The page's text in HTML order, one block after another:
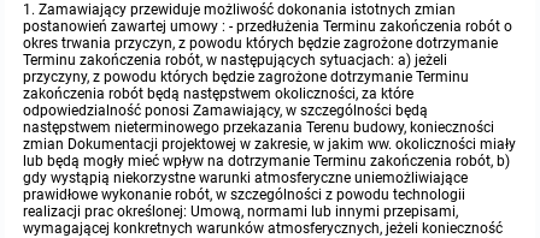
1. Zamawiający przewiduje możliwość dokonania istotnych zmian
postanowień zawartej umowy : - przedłużenia Terminu zakończenia robót o
okres trwania przyczyn, z powodu których będzie zagrożone dotrzymanie
Terminu zakończenia robót, w następujących sytuacjach: a) jeżeli
przyczyny, z powodu których będzie zagrożone dotrzymanie Terminu
zakończenia robót będą następstwem okoliczności, za które
odpowiedzialność ponosi Zamawiający, w szczególności będą
następstwem nieterminowego przekazania Terenu budowy, konieczności
zmian Dokumentacji projektowej w zakresie, w jakim ww. okoliczności miały
lub będą mogły mieć wpływ na dotrzymanie Terminu zakończenia robót, b)
gdy wystąpią niekorzystne warunki atmosferyczne uniemożliwiające
prawidłowe wykonanie robót, w szczególności z powodu technologii
realizacji prac określonej: Umową, normami lub innymi przepisami,
wymagającej konkretnych warunków atmosferycznych, jeżeli konieczność